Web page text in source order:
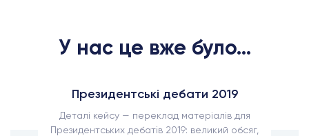
У нас це вже було...
Президентські дебати 2019
Деталі кейсу — переклад матеріалів для
Президентських дебатів 2019: великий обсяг,